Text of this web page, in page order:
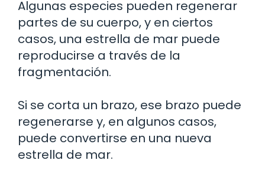
Algunas especies pueden regenerar
partes de su cuerpo, y en ciertos
casos, una estrella de mar puede
reproducirse a través de la
fragmentación.
Si se corta un brazo, ese brazo puede
regenerarse y, en algunos casos,
puede convertirse en una nueva
estrella de mar.